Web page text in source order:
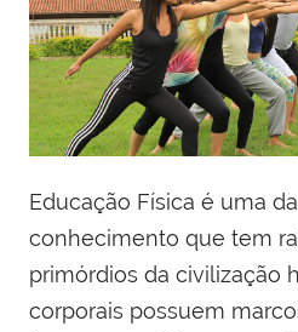
Educação Física é uma
conhecimento que tem
primórdios da civilização
corporais possuem